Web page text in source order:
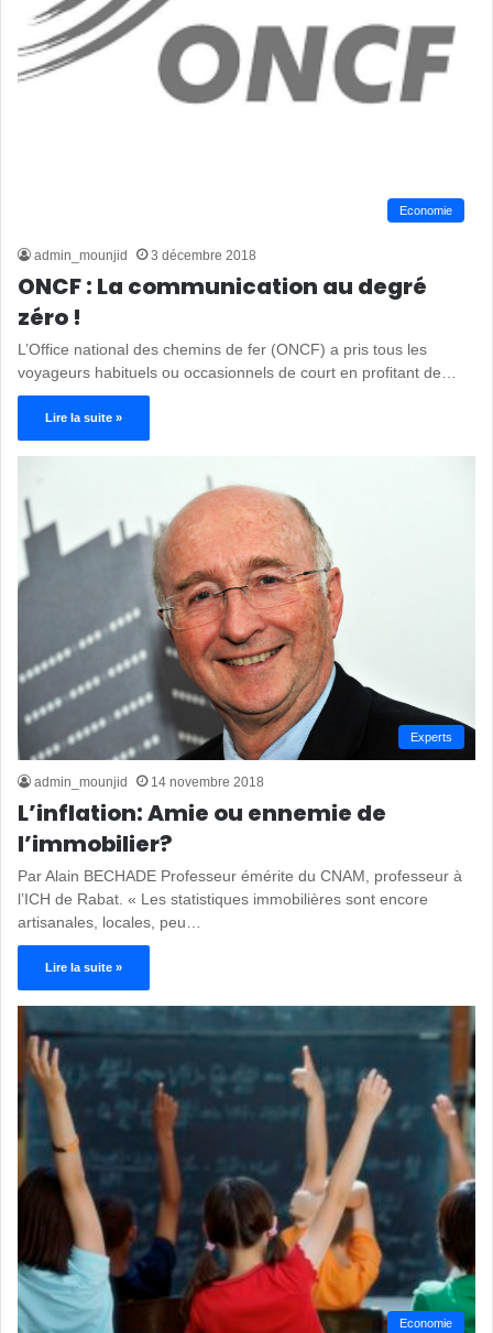
Economie
admin_mounjid 3 décembre 2018
ONCF : La communication au degré
zéro !
L’Office national des chemins de fer (ONCF) a pris tous les
voyageurs habituels ou occasionnels de court en profitant de…
Lire la suite »
Experts
admin_mounjid 14 novembre 2018
L’inflation: Amie ou ennemie de
l’immobilier?
Par Alain BECHADE Professeur émérite du CNAM, professeur à
l’ICH de Rabat. « Les statistiques immobilières sont encore
artisanales, locales, peu…
Lire la suite »
Economie